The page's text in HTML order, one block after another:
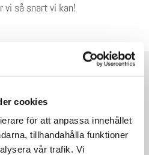
cookies
för att anpassa innehållet
tillhandahålla funktioner
vår trafik. Vi
vi så snart vi kan!